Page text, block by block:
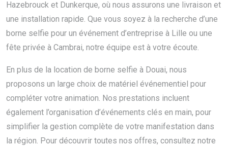
Hazebrouck et Dunkerque, où nous assurons une livraison et
une installation rapide. Que vous soyez à la recherche d’une
borne selfie pour un événement d’entreprise à Lille ou une
fête privée à Cambrai, notre équipe est à votre écoute.
En plus de la location de borne selfie à Douai, nous
proposons un large choix de matériel événementiel pour
compléter votre animation. Nos prestations incluent
également l’organisation d’événements clés en main, pour
simplifier la gestion complète de votre manifestation dans
la région. Pour découvrir toutes nos offres, consultez notre